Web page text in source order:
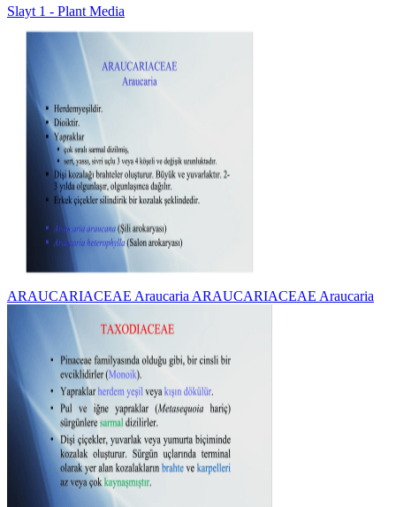
Slayt 1 - Plant Media
ARAUCARIACEAE Araucaria ARAUCARIACEAE Araucaria